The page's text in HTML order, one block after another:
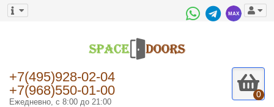
+7(495)928-02-04
+7(968)550-01-00
Ежедневно, с 8:00 до 21:00
0